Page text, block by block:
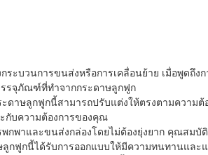
ะบวนการขนส่งหรือการเคลื่อนย้าย เมื่อพูดถึ
รรจุภัณฑ์ที่ทำจากกระดาษลูกฟูก
ดาษลูกฟูกนี้สามารถปรับแต่งให้ตรงตามควา
กับความต้องการของคุณ
กพาและขนส่งกล่องโดยไม่ต้องยุ่งยาก คุณสม
ฟูกนี้ได้รับการออกแบบให้มีความทนทานและ